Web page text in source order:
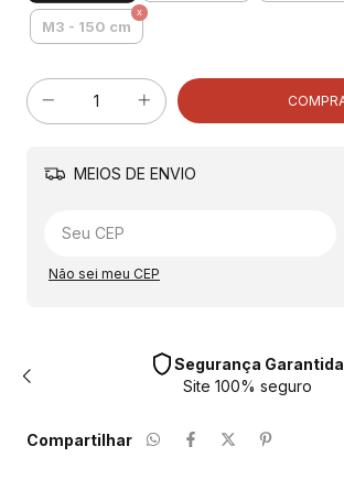
M3 - 150 cm
MEIOS DE ENVIO
Não sei meu CEP
Segurança Garantida
Site 100% seguro
Compartilhar